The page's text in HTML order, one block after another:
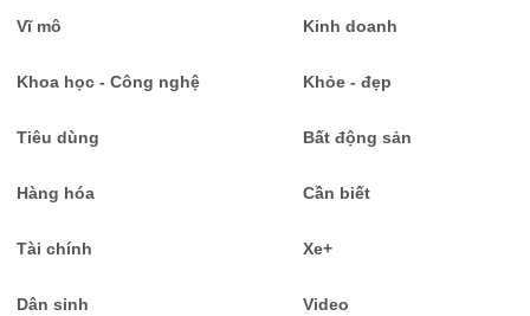
Vĩ mô Kinh doanh
Khoa học - Công nghệ Khỏe - đẹp
Tiêu dùng Bất động sản
Hàng hóa Cần biết
Tài chính Xe+
Dân sinh Video